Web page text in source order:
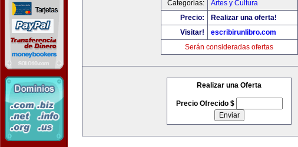
Categorias:
Artes y Cultura
Precio:
Realizar una oferta!
Visitar!
escribirunlibro.com
Serán consideradas ofertas
Realizar una Oferta
Precio Ofrecido $